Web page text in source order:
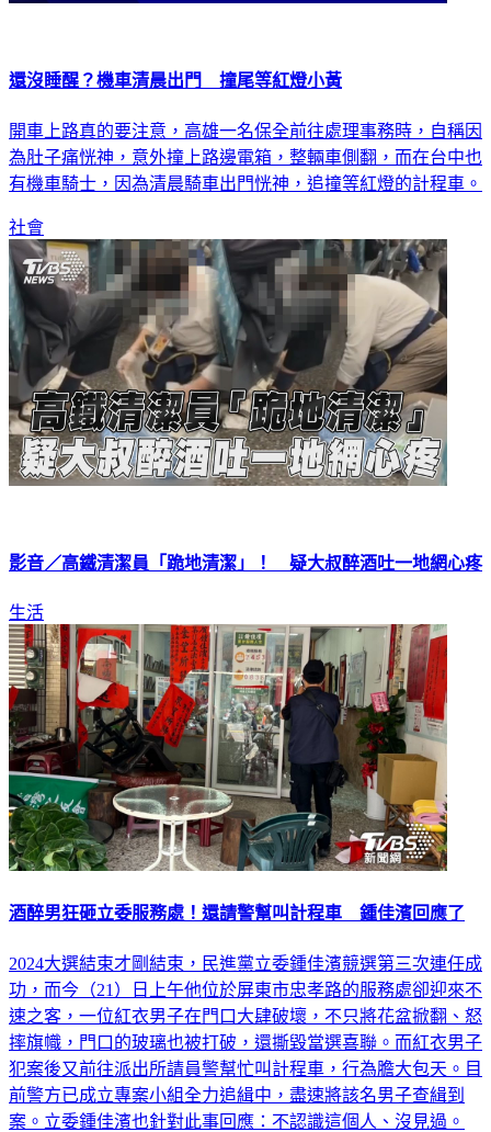
還沒睡醒？機車清晨出門 撞尾等紅燈小黃
開車上路真的要注意，高雄一名保全前往處理事務時，自稱因
為肚子痛恍神，意外撞上路邊電箱，整輛車側翻，而在台中也
有機車騎士，因為清晨騎車出門恍神，追撞等紅燈的計程車。
社會
影音／高鐵清潔員「跪地清潔」！ 疑大叔醉酒吐一地網心疼
生活
酒醉男狂砸立委服務處！還請警幫叫計程車 鍾佳濱回應了
2024大選結束才剛結束，民進黨立委鍾佳濱競選第三次連任成
功，而今（21）日上午他位於屏東市忠孝路的服務處卻迎來不
速之客，一位紅衣男子在門口大肆破壞，不只將花盆掀翻、怒
摔旗幟，門口的玻璃也被打破，還撕毀當選喜聯。而紅衣男子
犯案後又前往派出所請員警幫忙叫計程車，行為膽大包天。目
前警方已成立專案小組全力追緝中，盡速將該名男子查緝到
案。立委鍾佳濱也針對此事回應：不認識這個人、沒見過。